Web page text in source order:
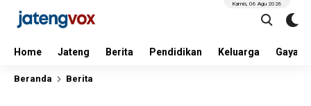
Home Jateng Berita Pendidikan Keluarga Gaya
Kamis, 06 Agu 2026
Beranda Berita